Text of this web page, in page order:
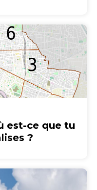
est-ce que tu
?